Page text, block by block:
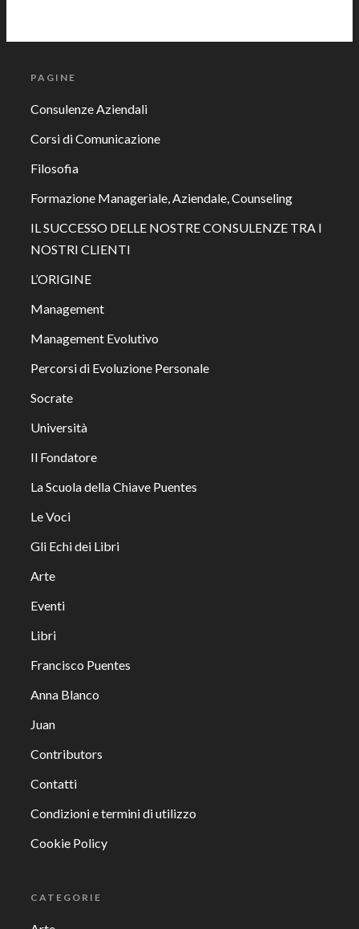
PAGINE
Consulenze Aziendali
Corsi di Comunicazione
Filosofia
Formazione Manageriale, Aziendale, Counseling
IL SUCCESSO DELLE NOSTRE CONSULENZE TRA I
NOSTRI CLIENTI
L’ORIGINE
Management
Management Evolutivo
Percorsi di Evoluzione Personale
Socrate
Università
Il Fondatore
La Scuola della Chiave Puentes
Le Voci
Gli Echi dei Libri
Arte
Eventi
Libri
Francisco Puentes
Anna Blanco
Juan
Contributors
Contatti
Condizioni e termini di utilizzo
Cookie Policy
CATEGORIE